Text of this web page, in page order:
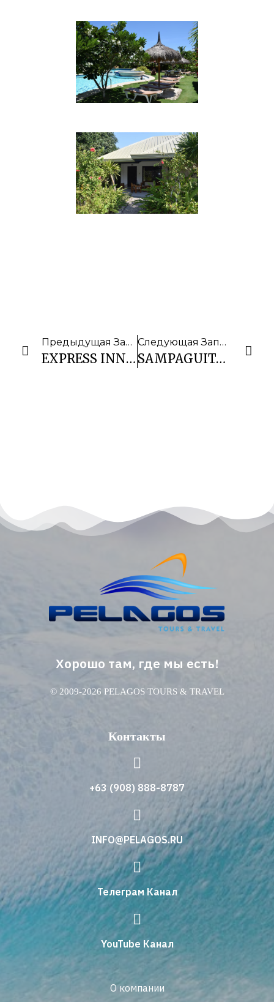
Предыдущая Запись
EXPRESS INN MACTAN
Следующая Запись
SAMPAGUITA RESORT
Хорошо там, где мы есть!
© 2009-2026 PELAGOS TOURS & TRAVEL
Контакты
+63 (908) 888-8787
INFO@PELAGOS.RU
Телеграм Канал
YouTube Канал
О компании